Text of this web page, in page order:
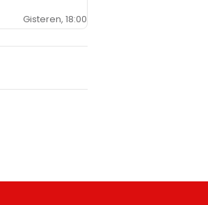
Gisteren, 18:00